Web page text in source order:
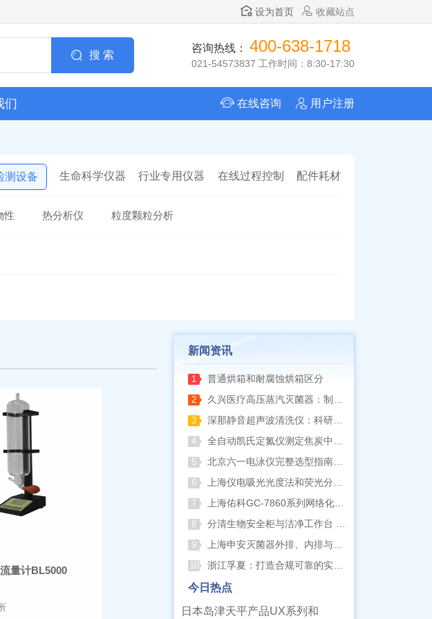
设为首页 收藏站点
搜 索
咨询热线： 400-638-1718
021-54573837 工作时间：8:30-17:30
们 在线咨询 用户注册
测设备 生命科学仪器 行业专用仪器 在线过程控制 配件耗材
性 热分析仪 粒度颗粒分析
量计BL5000
新闻资讯
1 普通烘箱和耐腐蚀烘箱区分
2 久兴医疗高压蒸汽灭菌器：制药科研灭菌的可靠之选
3 深那静音超声波清洗仪：科研洁净新标准，安静高效更安心
4 全自动凯氏定氮仪测定焦炭中氮 上海纤检助力焦化行业精准检测
5 北京六一电泳仪完整选型指南（分电泳槽 + 电源两大模块，按实验场景直接匹配）
6 上海仪电吸光光度法和荧光分析法的异同
7 上海佑科GC-7860系列网络化气相色谱仪
8 分清生物安全柜与洁净工作台 苏州安泰科普两类设备差异
9 上海申安灭菌器外排、内排与干燥功能全解析
10 浙江孚夏：打造合规可靠的实验室洁净装备
今日热点
日本岛津天平产品UX系列和